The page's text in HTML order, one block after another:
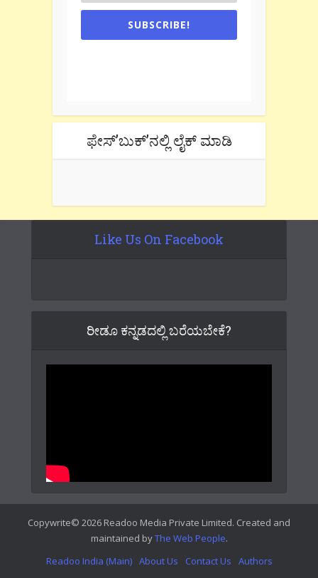
SUBSCRIBE!
ಫೇಸ್’ಬುಕ್’ನಲ್ಲಿ ಲೈಕ್ ಮಾಡಿ
Like Us On Facebook
ರೀಡೂ ಕನ್ನಡದಲ್ಲಿ ಬರೆಯಬೇಕೆ?
Copywrite© 2026 Readoo Media Private Limited. Created and
maintained byThe Web People.
Readoo India (Main) About Us Contact Us Authors